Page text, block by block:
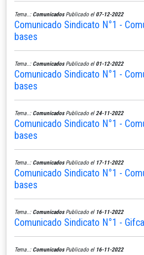
Tema..: ComunicadosPublicado el 07-12-2022
Comunicado Sindicato N°1 -
bases
Tema..: ComunicadosPublicado el 01-12-2022
Comunicado Sindicato N°1 -
bases
Tema..: ComunicadosPublicado el 24-11-2022
Comunicado Sindicato N°1 -
bases
Tema..: ComunicadosPublicado el 17-11-2022
Comunicado Sindicato N°1 -
bases
Tema..: ComunicadosPublicado el 16-11-2022
Comunicado Sindicato N°1 -
Tema..: ComunicadosPublicado el 16-11-2022